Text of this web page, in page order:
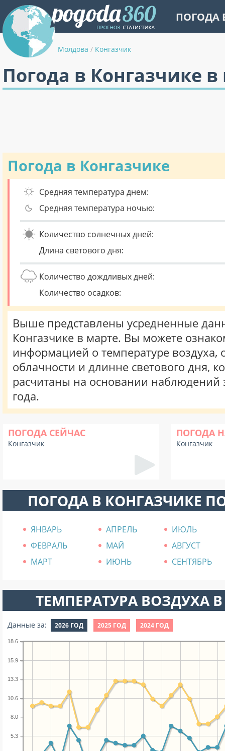
ПОГОДА
Молдова / Конгазчик
Погода в Конгазчике
Погода в Конгазчике
Средняя температура днем:
Средняя температура ночью:
Количество солнечных дней:
Длина светового дня:
Количество дождливых дней:
Количество осадков:
Выше представлены усредненные
Конгазчике в марте. Вы можете
информацией о температуре воздуха,
облачности и длинне светового дня,
расчитаны на основании наблюдений
года.
ПОГОДА СЕЙЧАС
Конгазчик
ПОГОДА
Конгазчик
ПОГОДА В КОНГАЗЧИКЕ
ЯНВАРЬ АПРЕЛЬ
ИЮЛЬ
ФЕВРАЛЬ
МАЙ
АВГУСТ
МАРТ
ИЮНЬ СЕНТЯБРЬ
ТЕМПЕРАТУРА ВОЗДУХА В
Данные за: 2026 ГОД 2025 ГОД 2024 ГОД
5.3
8.0
10.6
13.3
15.9
18.6